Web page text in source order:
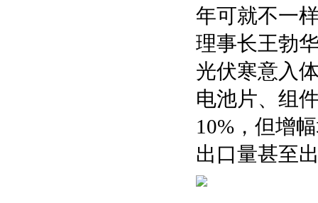
年可就不一
理事长王勃
光伏寒意入
电池片、组
10%，但增
出口量甚至